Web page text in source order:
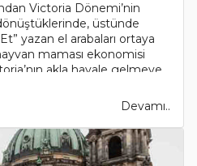
Victoria Dönemi’nin
üstünde
yazan el arabaları ortaya
maması ekonomisi
akla hayale gelmeye..
Devamı..